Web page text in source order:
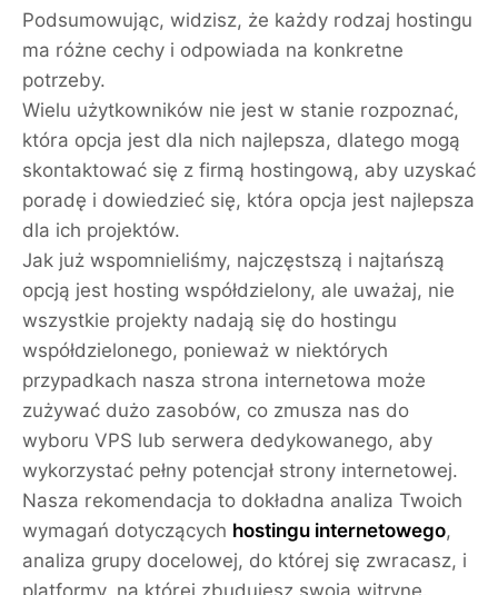
Podsumowując, widzisz, że każdy rodzaj hostingu
ma różne cechy i odpowiada na konkretne
potrzeby.
Wielu użytkowników nie jest w stanie rozpoznać,
która opcja jest dla nich najlepsza, dlatego mogą
skontaktować się z firmą hostingową, aby uzyskać
poradę i dowiedzieć się, która opcja jest najlepsza
dla ich projektów.
Jak już wspomnieliśmy, najczęstszą i najtańszą
opcją jest hosting współdzielony, ale uważaj, nie
wszystkie projekty nadają się do hostingu
współdzielonego, ponieważ w niektórych
przypadkach nasza strona internetowa może
zużywać dużo zasobów, co zmusza nas do
wyboru VPS lub serwera dedykowanego, aby
wykorzystać pełny potencjał strony internetowej.
Nasza rekomendacja to dokładna analiza Twoich
wymagań dotyczących hostingu internetowego,
analiza grupy docelowej, do której się zwracasz, i
platformy, na której zbudujesz swoją witrynę.